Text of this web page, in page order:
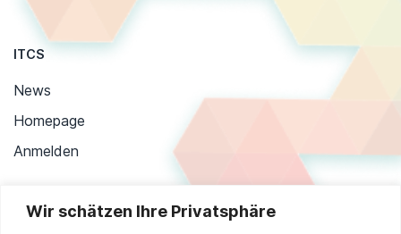
Wir schätzen Ihre Privatsphäre
ITCS
News
Homepage
Anmelden